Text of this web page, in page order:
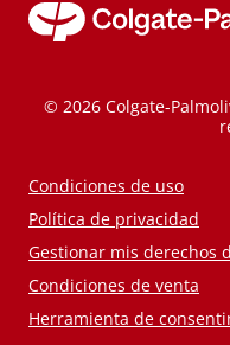
© 2026 Colgate-
Condiciones de uso
Política de privacidad
Gestionar mis derechos
Condiciones de venta
Herramienta de